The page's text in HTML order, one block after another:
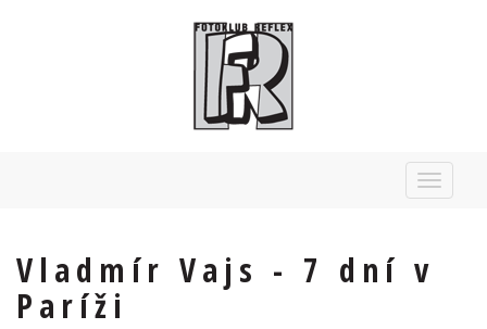
Toggle
Vladmír Vajs - 7 dní v
Paríži